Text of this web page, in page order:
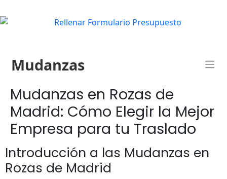
Mudanzas
Mudanzas en Rozas de
Madrid: Cómo Elegir la Mejor
Empresa para tu Traslado
Introducción a las Mudanzas en
Rozas de Madrid